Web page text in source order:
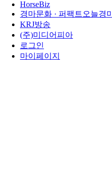
HorseBiz
경마문화 · 퍼팩트오늘경
KRJ방송
(주)미디어피아
로그인
마이페이지